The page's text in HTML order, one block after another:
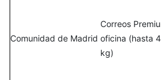
Comunidad de Madrid
Correos
oficina (hasta 4
kg)